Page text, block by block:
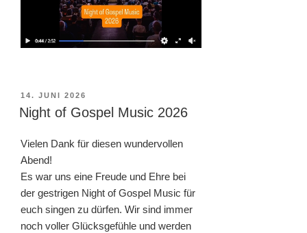
VERÖFFENTLICHT
AM
14. JUNI 2026
Night of Gospel Music 2026
Vielen Dank für diesen wundervollen
Abend!
Es war uns eine Freude und Ehre bei
der gestrigen Night of Gospel Music für
euch singen zu dürfen. Wir sind immer
noch voller Glücksgefühle und werden